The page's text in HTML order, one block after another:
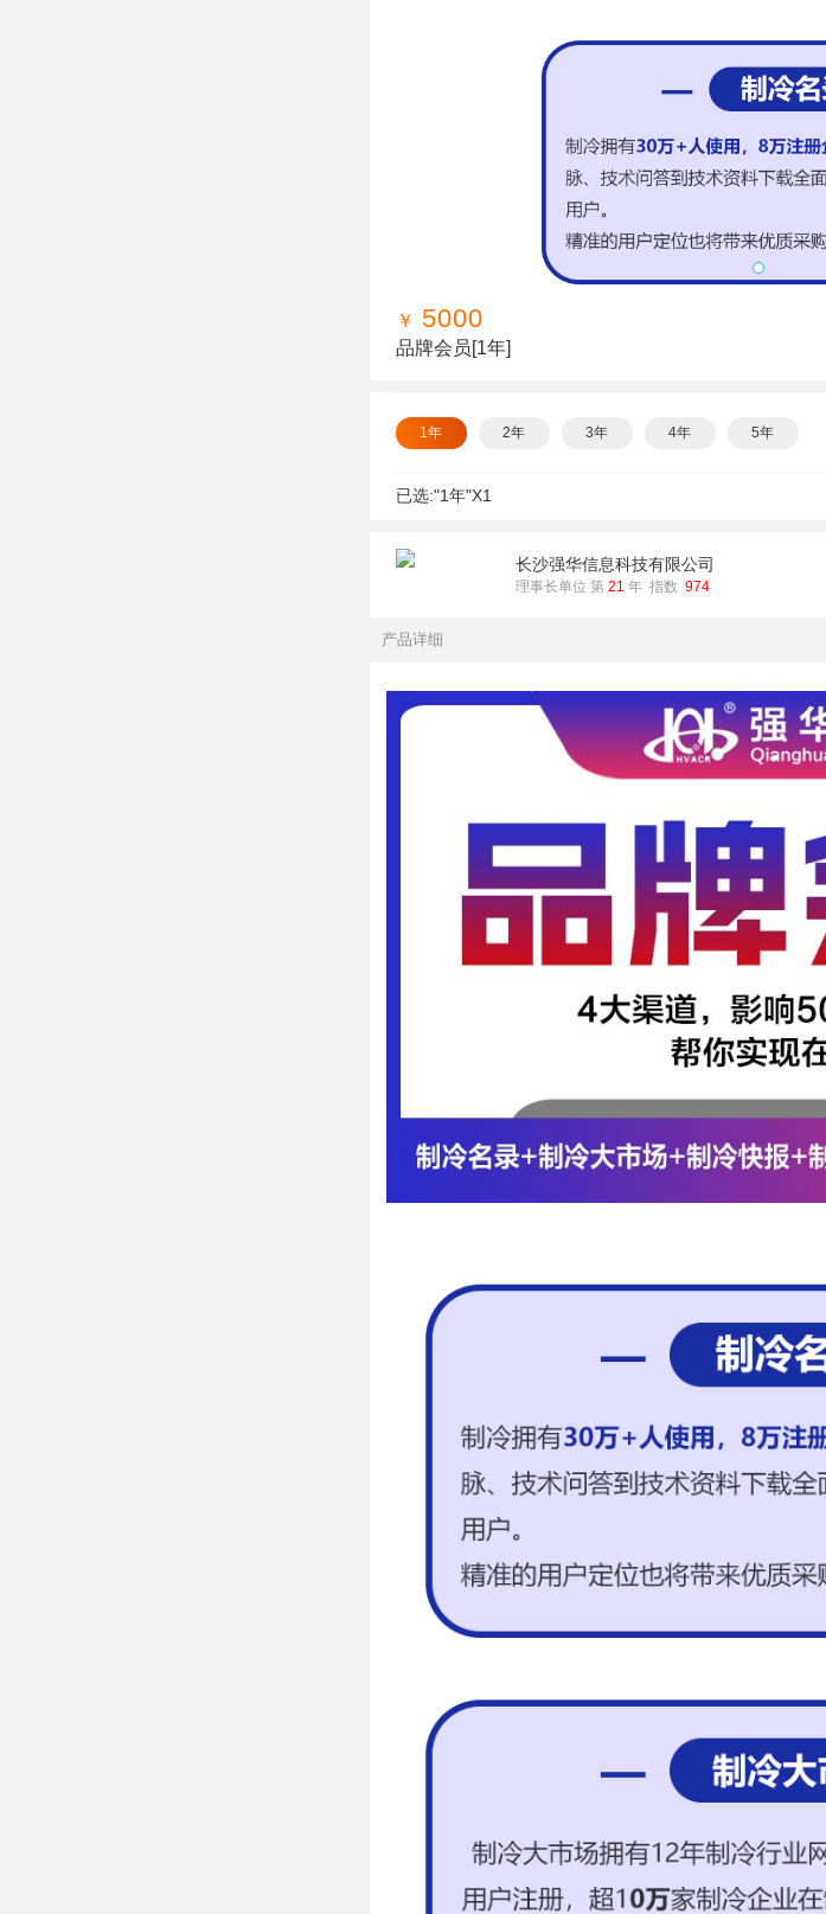
￥ 5000
品牌会员[1年]
1年 2年 3年 4年 5年
已选:"1年"X1
长沙强华信息科技有限公司
理事长单位 第 21 年 指数 974
产品详细